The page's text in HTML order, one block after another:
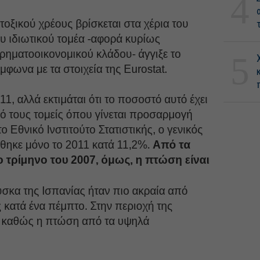
χρέους βρίσκεται στα χέρια του
ιδιωτικού τομέα -αφορά κυρίως
κλάδου- άγγιξε το
με τα στοιχεία της Eurostat.
αλλά εκτιμάται ότι το ποσοστό αυτό έχει
τομείς όπου γίνεται προσαρμογή
Ινστιτούτο Στατιστικής, ο γενικός
μόνο το 2011 κατά 11,2%. Από τα
τρίμηνο του 2007, όμως, η πτώση είναι
της Ισπανίας ήταν πιο ακραία από
κατά ένα πέμπτο. Στην περιοχή της
καθώς η πτώση από τα υψηλά